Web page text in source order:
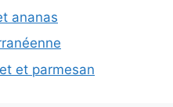
ananas
et parmesan